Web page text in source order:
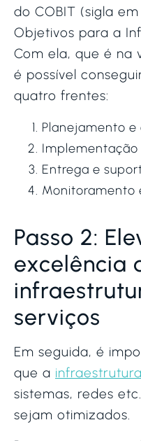
do COBIT (sigla
Objetivos para a
Com ela, que é na
é possível
quatro frentes:
Planejamento e
Implementação
Entrega e
Monitoramento
Passo 2:
excelência
serviços
Em seguida, é
que a
sistemas, redes
sejam otimizados.